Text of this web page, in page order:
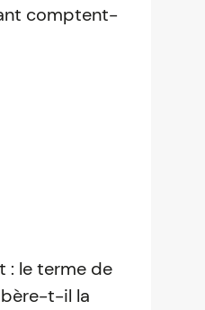
comptent-
: le terme de
t-il la